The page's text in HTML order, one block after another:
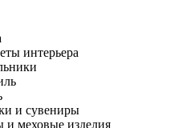
интерьера
и сувениры
и меховые изделия